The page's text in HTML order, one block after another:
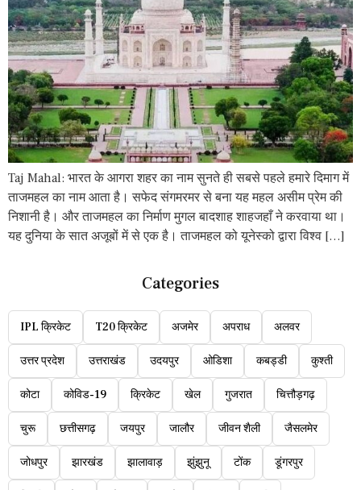
Taj Mahal: भारत के आगरा शहर का नाम सुनते ही सबसे पहले हमारे दिमाग में
ताजमहल का नाम आता है। सफेद संगमरमर से बना यह महल असीम प्रेम की
निशानी है। और ताजमहल का निर्माण मुगल बादशाह शाहजहाँ ने करवाया था।
यह दुनिया के सात अजूबों में से एक है। ताजमहल को यूनेस्को द्वारा विश्व […]
Categories
IPL क्रिकेट T20 क्रिकेट अजमेर अपराध अलवर
उत्तर प्रदेश उत्तराखंड उदयपुर ओडिशा कबड्डी कुश्ती
कोटा कोविड-19 क्रिकेट खेल गुजरात चित्तौड़गढ़
चुरू छत्तीसगढ़ जयपुर जालौर जीवन शैली जैसलमेर
जोधपुर झारखंड झालावाड़ झुंझुनू टोंक डूंगरपुर